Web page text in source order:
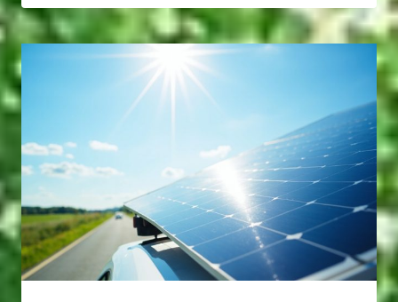
BATTERIE
VOITURE
D’OCCASION
POUR